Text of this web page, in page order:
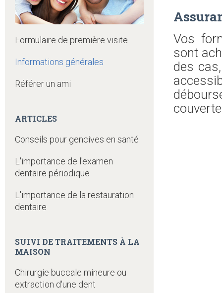
Formulaire de première visite
Informations générales
Référer un ami
ARTICLES
Conseils pour gencives en santé
L'importance de l'examen
dentaire périodique
L'importance de la restauration
dentaire
SUIVI DE TRAITEMENTS À LA
MAISON
Chirurgie buccale mineure ou
extraction d'une dent
Vos
sont
des